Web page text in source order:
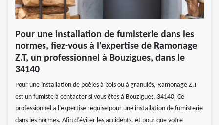
Pour une installation de fumisterie dans les
normes, fiez-vous à l’expertise de Ramonage
Z.T, un professionnel à Bouzigues, dans le
34140
Pour une installation de poêles à bois ou à granulés, Ramonage Z.T
est un fumiste à contacter si vous êtes à Bouzigues, 34140. Ce
professionnel a l’expertise requise pour une installation de fumisterie
dans les normes. Afin d’éviter les accidents, et pour que votre